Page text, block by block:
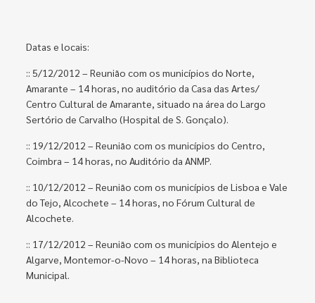
Datas e locais:
:: 5/12/2012 – Reunião com os municípios do Norte,
Amarante – 14 horas, no auditório da Casa das Artes/
Centro Cultural de Amarante, situado na área do Largo
Sertório de Carvalho (Hospital de S. Gonçalo).
:: 19/12/2012 – Reunião com os municípios do Centro,
Coimbra – 14 horas, no Auditório da ANMP.
:: 10/12/2012 – Reunião com os municípios de Lisboa e Vale
do Tejo, Alcochete – 14 horas, no Fórum Cultural de
Alcochete.
:: 17/12/2012 – Reunião com os municípios do Alentejo e
Algarve, Montemor-o-Novo – 14 horas, na Biblioteca
Municipal.